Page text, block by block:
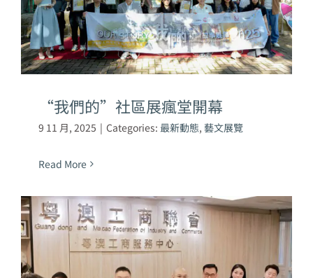
“我們的”社區展瘋堂開幕
9 11 月, 2025 | Categories: 最新動態, 藝文展覽
Read More